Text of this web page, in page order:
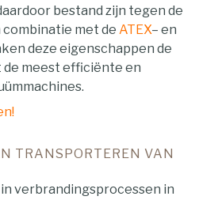
bestand zijn tegen de
met de ATEX– en
deze eigenschappen de
meest efficiënte en
TRANSPORTEREN VAN
verbrandingsprocessen in